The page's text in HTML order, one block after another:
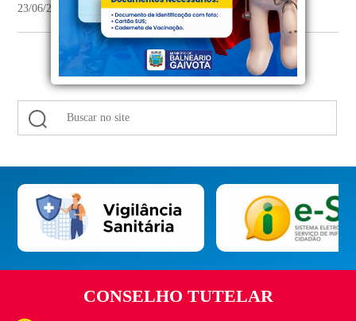
23/06/2026
1 2 3 4 Próxima
Mostrando -15. Total de99em página(s).
CONSELHO TUTELAR